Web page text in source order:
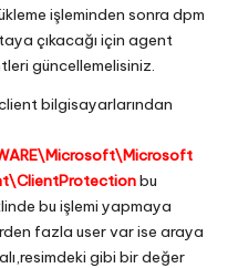
işleminden sonra dpm
çıkacağı için agent
güncellemelisiniz.
bilgisayarlarından
bu
bu işlemi yapmaya
fazla user var ise araya
gibi bir değer